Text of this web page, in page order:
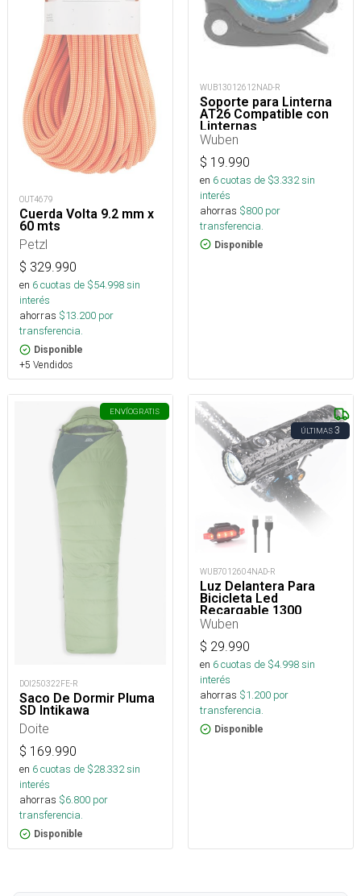
OUT4679
Cuerda Volta 9.2 mm x
60 mts
Petzl
$ 329.990
en 6cuotas de $54.998sin
interés
ahorras $13.200 por
transferencia.
Disponible
+5 Vendidos
WUB13012612NAD-R
Soporte para Linterna
AT26 Compatible con
Linternas
Wuben
$ 19.990
en 6cuotas de $3.332sin
interés
ahorras $800 por
transferencia.
Disponible
ENVÍOGRATIS
DOI250322FE-R
Saco De Dormir Pluma
SD Intikawa
Doite
$ 169.990
en 6cuotas de $28.332sin
interés
ahorras $6.800 por
transferencia.
Disponible
ÚLTIMAS3
WUB7012604NAD-R
Luz Delantera Para
Bicicleta Led
Recargable 1300
Lúmenes
Wuben
$ 29.990
en 6cuotas de $4.998sin
interés
ahorras $1.200 por
transferencia.
Disponible